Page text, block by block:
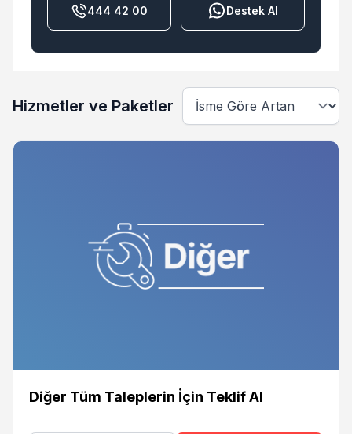
444 42 00 Destek Al
Hizmetler ve Paketler
Diğer Tüm Taleplerin İçin Teklif Al